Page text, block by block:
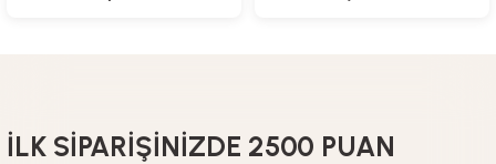
İLK SİPARİŞİNİZDE 2500 PUAN